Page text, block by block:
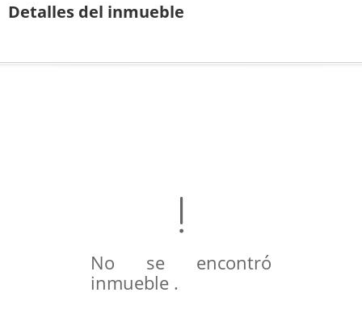
Detalles del inmueble
No se encontró
inmueble .